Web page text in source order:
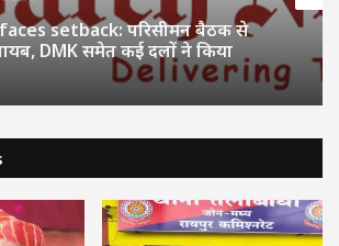
setback: परिसीमन बैठक से
DMK समेत कई दलों ने किया